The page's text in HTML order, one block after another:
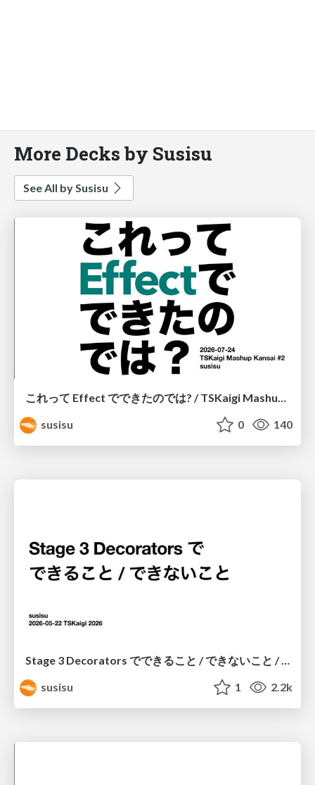
More Decks by Susisu
See All by Susisu
これって Effect でできたのでは? / TSKaigi Mashup Kansai #2
susisu
0 140
susisu
1 2.2k